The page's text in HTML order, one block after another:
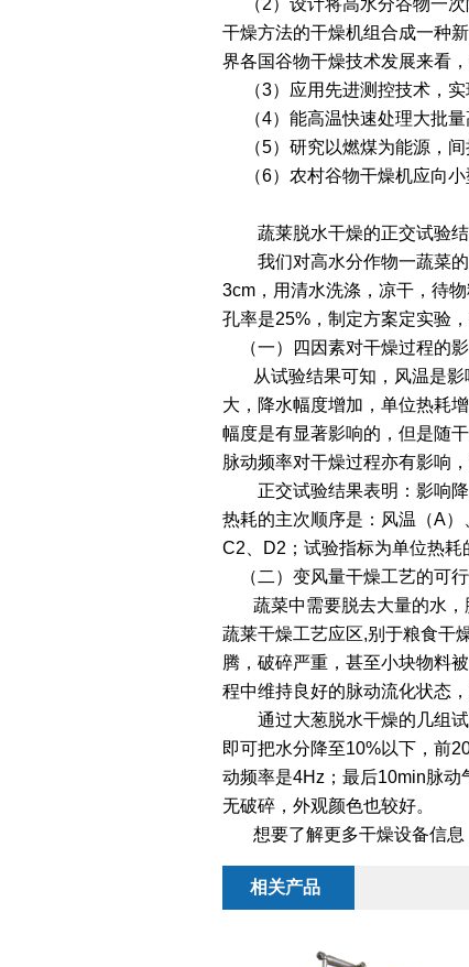
（2）设计将高水分谷物一次
干燥方法的干燥机组合成一种
界各国谷物干燥技术发展来看
（3）应用先进测控技术，实
（4）能高温快速处理大批量
（5）研究以燃煤为能源，间
（6）农村谷物干燥机应向小
蔬莱脱水干燥的正交试验结
我们对高水分作物一蔬菜的
3cm，用清水洗涤，凉干，待
孔率是25%，制定方案定实验
（一）四因素对干燥过程的
从试验结果可知，风温是影
大，降水幅度增加，单位热耗
幅度是有显著影响的，但是随
脉动频率对干燥过程亦有影响
正交试验结果表明：影响降
热耗的主次顺序是：风温（A
C2、D2；试验指标为单位热
（二）变风量干燥工艺的可
蔬菜中需要脱去大量的水，
蔬莱干燥工艺应区,别于粮食干
腾，破碎严重，甚至小块物料
程中维持良好的脉动流化状态
通过大葱脱水干燥的几组试
即可把水分降至10%以下，前
动频率是4Hz；最后10min脉动
无破碎，外观颜色也较好。
想要了解更多干燥设备信息
相关产品